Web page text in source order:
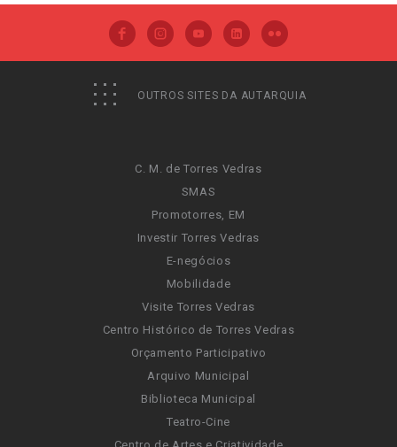
OUTROS SITES DA AUTARQUIA
C. M. de Torres Vedras
SMAS
Promotorres, EM
Investir Torres Vedras
E-negócios
Mobilidade
Visite Torres Vedras
Centro Histórico de Torres Vedras
Orçamento Participativo
Arquivo Municipal
Biblioteca Municipal
Teatro-Cine